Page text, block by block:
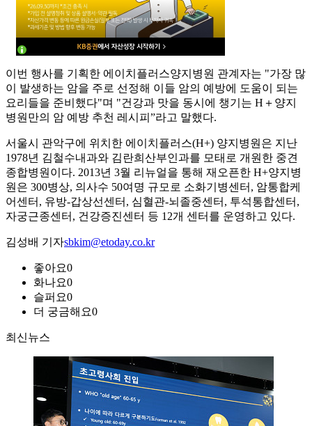
이번 행사를 기획한 에이치플러스양지병원 관계자는 "가장 많
이 발생하는 암을 주로 선정해 이들 암의 예방에 도움이 되는
요리들을 준비했다"며 "건강과 맛을 동시에 챙기는 H＋양지
병원만의 암 예방 추천 레시피”라고 말했다.
서울시 관악구에 위치한 에이치플러스(H+) 양지병원은 지난
1978년 김철수내과와 김란희산부인과를 모태로 개원한 중견
종합병원이다. 2013년 3월 리뉴얼을 통해 재오픈한 H+양지병
원은 300병상, 의사수 50여명 규모로 소화기병센터, 암통합케
어센터, 유방-갑상선센터, 심혈관-뇌졸중센터, 투석통합센터,
자궁근종센터, 건강증진센터 등 12개 센터를 운영하고 있다.
김성배 기자sbkim@etoday.co.kr
좋아요0
화나요0
슬퍼요0
더 궁금해요0
최신뉴스